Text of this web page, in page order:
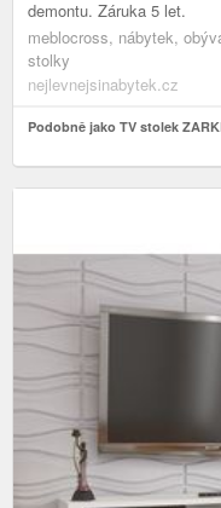
demontu. Záruka 5 let.
meblocross, nábytek,
stolky
nejlevnejsinabytek.cz
Podobně jako TV stolek